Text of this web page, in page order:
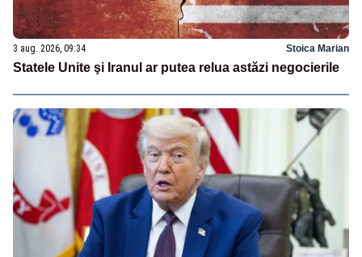
3 aug. 2026, 09:34 Stoica Marian
Statele Unite şi Iranul ar putea relua astăzi negocierile